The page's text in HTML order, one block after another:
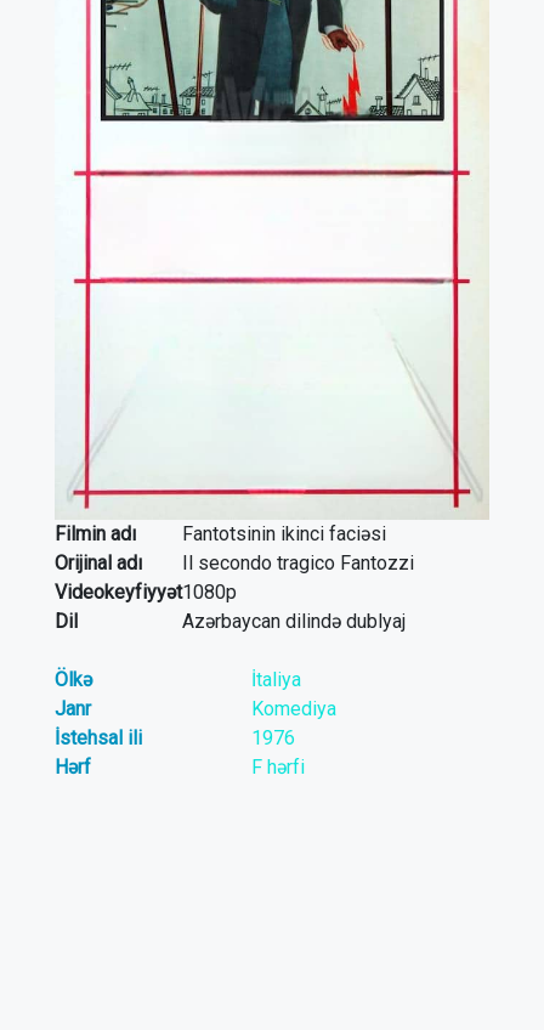
Filmin adı
Fantotsinin ikinci faciəsi
Orijinal adı
Il secondo tragico Fantozzi
Videokeyfiyyət1080p
Dil
Azərbaycan dilində dublyaj
Ölkə
İtaliya
Janr
Komediya
İstehsal ili
1976
Hərf
F hərfi